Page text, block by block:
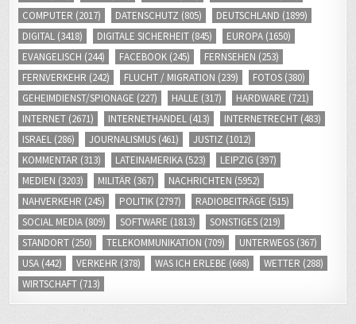
COMPUTER (2017) DATENSCHUTZ (805) DEUTSCHLAND (1899)
DIGITAL (3418) DIGITALE SICHERHEIT (845) EUROPA (1650)
EVANGELISCH (244) FACEBOOK (245) FERNSEHEN (253)
FERNVERKEHR (242) FLUCHT / MIGRATION (239) FOTOS (380)
GEHEIMDIENST/SPIONAGE (227) HALLE (317) HARDWARE (721)
INTERNET (2671) INTERNETHANDEL (413) INTERNETRECHT (483)
ISRAEL (286) JOURNALISMUS (461) JUSTIZ (1012)
KOMMENTAR (313) LATEINAMERIKA (523) LEIPZIG (397)
MEDIEN (3203) MILITÄR (367) NACHRICHTEN (5952)
NAHVERKEHR (245) POLITIK (2797) RADIOBEITRÄGE (515)
SOCIAL MEDIA (809) SOFTWARE (1813) SONSTIGES (219)
STANDORT (250) TELEKOMMUNIKATION (709) UNTERWEGS (367)
USA (442) VERKEHR (378) WAS ICH ERLEBE (668) WETTER (288)
WIRTSCHAFT (713)